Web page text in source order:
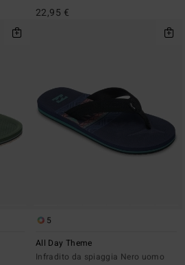
22,95 €
5
All Day Theme
Infradito da spiaggia Nero uomo